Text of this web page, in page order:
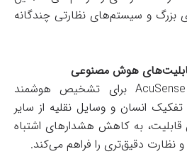
بزرگ و سیستم‌های نظارتی چندگانه
این دستگاه از فناوری AcuSense برای تشخیص هوشمند
انسان و وسایل نقلیه از سایر
قابلیت، به کاهش هشدارهای اشتباه
نظارت دقیق‌تری را فراهم می‌کند.